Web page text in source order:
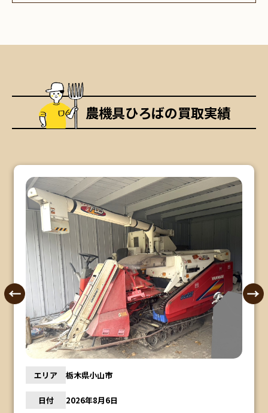
農機具ひろばの買取実績
エリア 栃木県小山市
日付 2026年8月6日